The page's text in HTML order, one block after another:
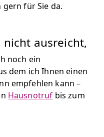
für Sie da.
nicht ausreicht,
noch ein
dem ich Ihnen einen
empfehlen kann –
Hausnotruf bis zum